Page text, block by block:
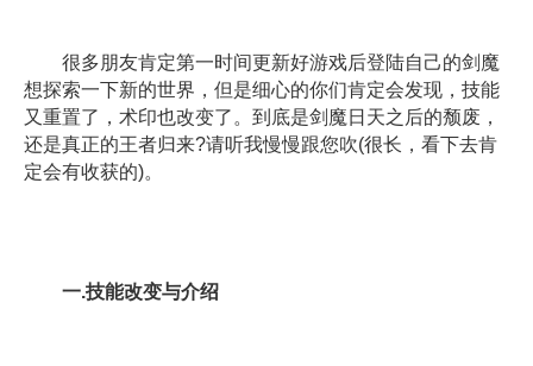
很多朋友肯定第一时间更新好游戏后登陆自己的剑魔
想探索一下新的世界，但是细心的你们肯定会发现，技能
又重置了，术印也改变了。到底是剑魔日天之后的颓废，
还是真正的王者归来?请听我慢慢跟您吹(很长，看下去肯
定会有收获的)。
一.技能改变与介绍